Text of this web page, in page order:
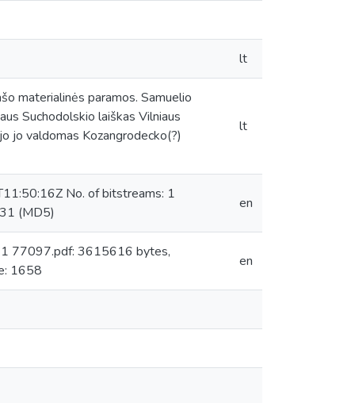
lt
materialinės paramos. Samuelio
Suchodolskio laiškas Vilniaus
jo valdomas Kozangrodecko(?)
lt
No. of bitstreams: 1
(MD5)
en
1 77097.pdf: 3615616 bytes,
1658
en